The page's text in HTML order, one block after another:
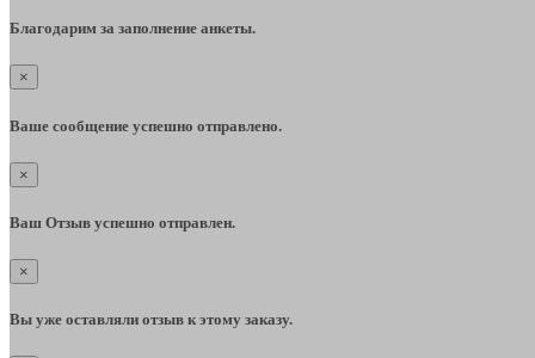
Благодарим за заполнение анкеты.
×
Ваше сообщение успешно отправлено.
×
Ваш Отзыв успешно отправлен.
×
Вы уже оставляли отзыв к этому заказу.